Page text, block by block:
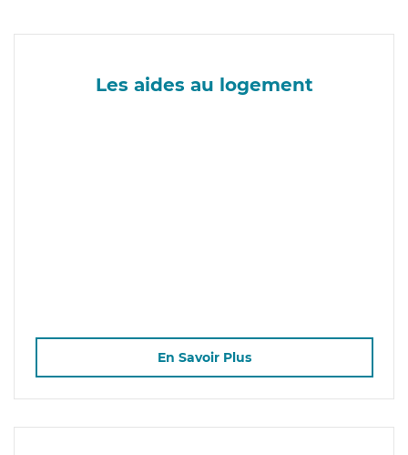
Les aides au logement
En Savoir Plus